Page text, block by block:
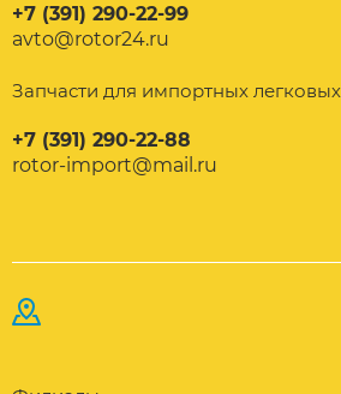
+7 (391) 290-22-99
avto@rotor24.ru
Запчасти для импортных
+7 (391) 290-22-88
rotor-import@mail.ru